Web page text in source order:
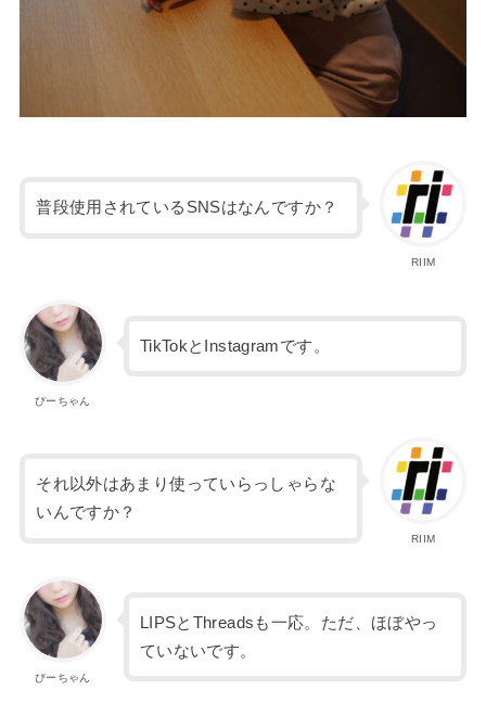
RIIM
普段使用されているSNSはなんですか？
ぴーちゃん
TikTokとInstagramです。
RIIM
それ以外はあまり使っていらっしゃらな
いんですか？
ぴーちゃん
LIPSとThreadsも一応。ただ、ほぼやっ
ていないです。